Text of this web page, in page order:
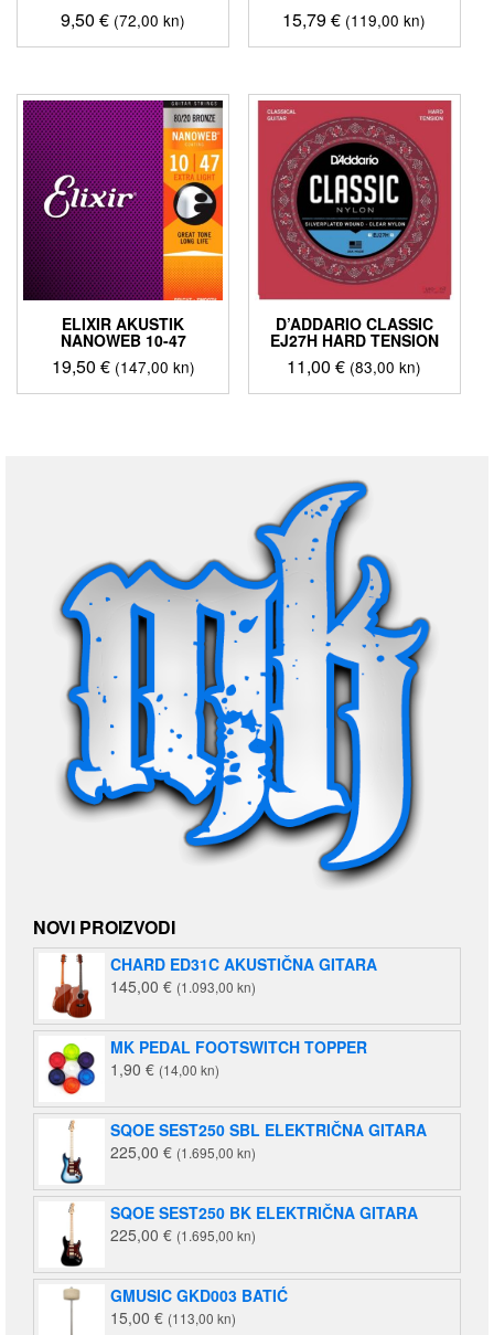
9,50€ (72,00 kn) 15,79€ (119,00 kn)
ELIXIR AKUSTIK
NANOWEB 10-47
19,50 € (147,00 kn)
D’ADDARIO CLASSIC
EJ27H HARD TENSION
11,00€ (83,00 kn)
NOVI PROIZVODI
CHARD ED31C AKUSTIČNA GITARA
145,00 € (1.093,00 kn)
MK PEDAL FOOTSWITCH TOPPER
1,90 € (14,00 kn)
SQOE SEST250 SBL ELEKTRIČNA GITARA
225,00 € (1.695,00 kn)
SQOE SEST250 BK ELEKTRIČNA GITARA
225,00 € (1.695,00 kn)
GMUSIC GKD003 BATIĆ
15,00 € (113,00 kn)